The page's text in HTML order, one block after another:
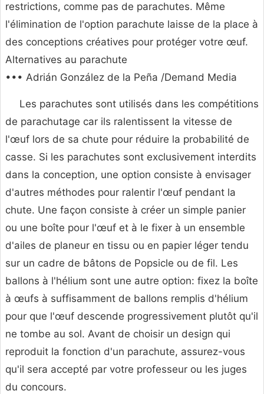
restrictions, comme pas de parachutes. Même
l'élimination de l'option parachute laisse de la place à
des conceptions créatives pour protéger votre œuf.
Alternatives au parachute
••• Adrián González de la Peña /Demand Media
Les parachutes sont utilisés dans les compétitions
de parachutage car ils ralentissent la vitesse de
l'œuf lors de sa chute pour réduire la probabilité de
casse. Si les parachutes sont exclusivement interdits
dans la conception, une option consiste à envisager
d'autres méthodes pour ralentir l'œuf pendant la
chute. Une façon consiste à créer un simple panier
ou une boîte pour l'œuf et à le fixer à un ensemble
d'ailes de planeur en tissu ou en papier léger tendu
sur un cadre de bâtons de Popsicle ou de fil. Les
ballons à l'hélium sont une autre option: fixez la boîte
à œufs à suffisamment de ballons remplis d'hélium
pour que l'œuf descende progressivement plutôt qu'il
ne tombe au sol. Avant de choisir un design qui
reproduit la fonction d'un parachute, assurez-vous
qu'il sera accepté par votre professeur ou les juges
du concours.